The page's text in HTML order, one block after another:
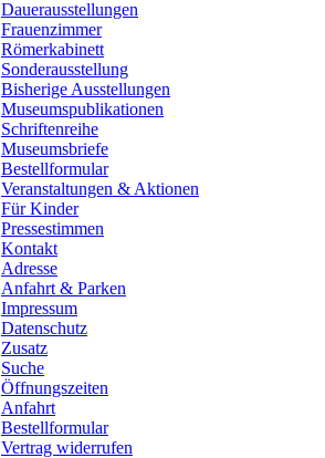
Dauerausstellungen
Frauenzimmer
Römerkabinett
Sonderausstellung
Bisherige Ausstellungen
Museumspublikationen
Schriftenreihe
Museumsbriefe
Bestellformular
Veranstaltungen & Aktionen
Für Kinder
Pressestimmen
Kontakt
Adresse
Anfahrt & Parken
Impressum
Datenschutz
Zusatz
Suche
Öffnungszeiten
Anfahrt
Bestellformular
Vertrag widerrufen